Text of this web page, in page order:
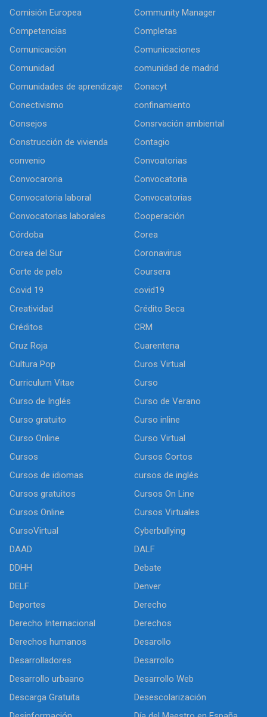
Comisión Europea
Community Manager
Competencias
Completas
Comunicación
Comunicaciones
Comunidad
comunidad de madrid
Comunidades de aprendizaje
Conacyt
Conectivismo
confinamiento
Consejos
Consrvación ambiental
Construcción de vivienda
Contagio
convenio
Convoatorias
Convocaroria
Convocatoria
Convocatoria laboral
Convocatorias
Convocatorias laborales
Cooperación
Córdoba
Corea
Corea del Sur
Coronavirus
Corte de pelo
Coursera
Covid 19
covid19
Creatividad
Crédito Beca
Créditos
CRM
Cruz Roja
Cuarentena
Cultura Pop
Curos Virtual
Curriculum Vitae
Curso
Curso de Inglés
Curso de Verano
Curso gratuito
Curso inline
Curso Online
Curso Virtual
Cursos
Cursos Cortos
Cursos de idiomas
cursos de inglés
Cursos gratuitos
Cursos On Line
Cursos Online
Cursos Virtuales
CursoVirtual
Cyberbullying
DAAD
DALF
DDHH
Debate
DELF
Denver
Deportes
Derecho
Derecho Internacional
Derechos
Derechos humanos
Desarollo
Desarrolladores
Desarrollo
Desarrollo urbaano
Desarrollo Web
Descarga Gratuita
Desescolarización